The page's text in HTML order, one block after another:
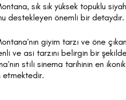
sık sık yüksek topuklu
destekleyen önemli bir detaydır.
giyim tarzı ve öne
ve asi tarzını belirgin bir
stili sinema tarihinin en
etmektedir.